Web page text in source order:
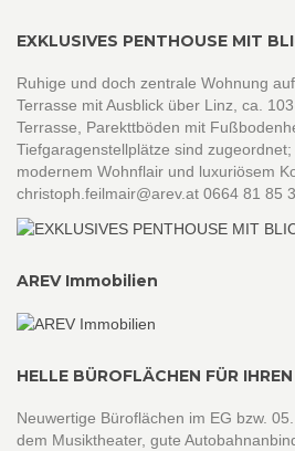
EXKLUSIVES PENTHOUSE MIT
Ruhige und doch zentrale Wohnung
Terrasse mit Ausblick über Linz, ca.
Terrasse, Parekttböden mit
Tiefgaragenstellplätze sind
modernem Wohnflair und luxuriösem
christoph.feilmair@arev.at 0664 81 85
AREV Immobilien
HELLE BÜROFLÄCHEN FÜR
Neuwertige Büroflächen im EG bzw.
dem Musiktheater, gute